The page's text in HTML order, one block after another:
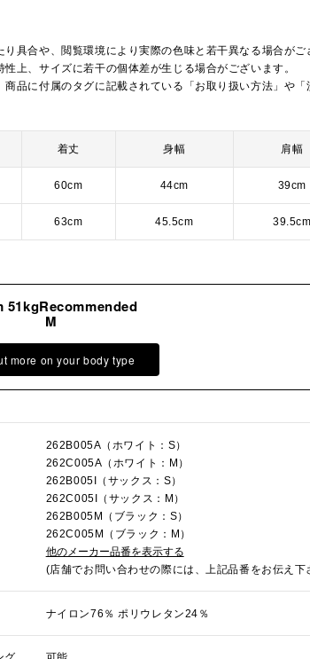
具合や、閲覧環境により実際の色味と若干異なる場合がご
上、サイズに若干の個体差が生じる場合がございます。
品に付属のタグに記載されている「お取り扱い方法」や「
着丈 身幅 肩幅
60cm 44cm 39cm
63cm 45.5cm 39.5cm
51kgRecommended
M
more on your body type
262B005A（ホワイト：S）
262C005A（ホワイト：M）
262B005I（サックス：S）
262C005I（サックス：M）
262B005M（ブラック：S）
262C005M（ブラック：M）
他のメーカー品番を表示する
(店舗でお問い合わせの際には、上記品番をお伝え下
ナイロン76％ ポリウレタン24％